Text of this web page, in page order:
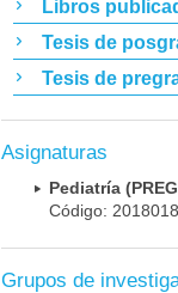
Libros
Tesis de
Tesis de
Asignaturas
Pediatría
Código:
Grupos de